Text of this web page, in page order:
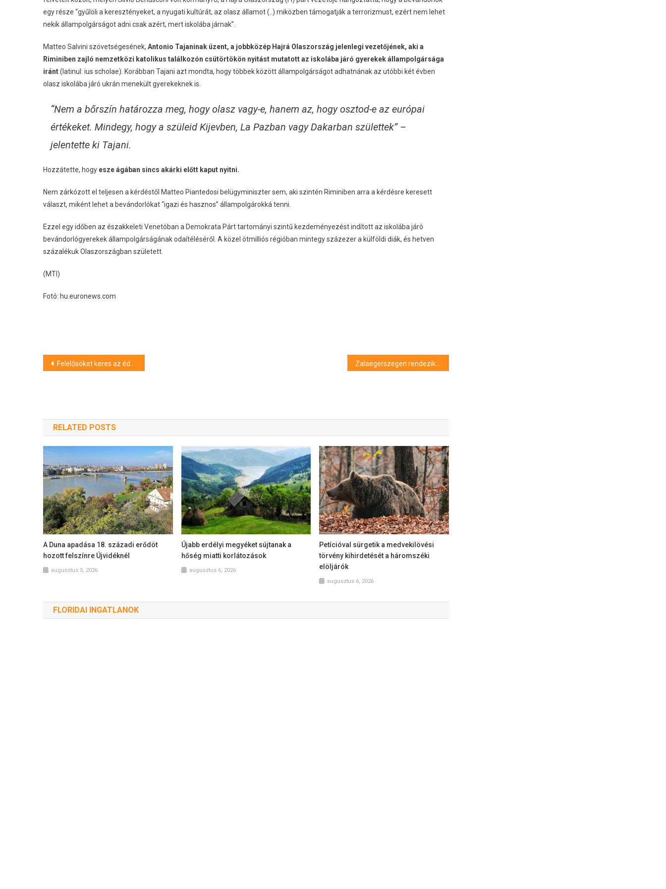
egy része “gyűlöli a keresztényeket, a nyugati kultúrát, az olasz államot (..) miközben támogatják a terrorizmust, ezért nem lehet
nekik állampolgárságot adni csak azért, mert iskolába járnak”.
Matteo Salvini szövetségesének, Antonio Tajaninak üzent, a jobbközép Hajrá Olaszország jelenlegi vezetőjének, aki a
Riminiben zajló nemzetközi katolikus találkozón csütörtökön nyitást mutatott az iskolába járó gyerekek állampolgársága
iránt(latinul: ius scholae). Korábban Tajani azt mondta, hogy többek között állampolgárságot adhatnának az utóbbi két évben
olasz iskolába járó ukrán menekült gyerekeknek is.
“Nem a bőrszín határozza meg, hogy olasz vagy-e, hanem az, hogy osztod-e az európai
értékeket. Mindegy, hogy a szüleid Kijevben, La Pazban vagy Dakarban születtek” –
jelentette ki Tajani.
Hozzátette, hogy esze ágában sincs akárki előtt kaput nyitni.
Nem zárkózott el teljesen a kérdéstől Matteo Piantedosi belügyminiszter sem, aki szintén Riminiben arra a kérdésre keresett
választ, miként lehet a bevándorlókat “igazi és hasznos” állampolgárokká tenni.
Ezzel egy időben az északkeleti Venetóban a Demokrata Párt tartományi szintű kezdeményezést indított az iskolába járó
bevándorlógyerekek állampolgárságának odaítéléséről. A közel ötmilliós régióban mintegy százezer a külföldi diák, és hetven
százalékuk Olaszországban született.
(MTI)
Fotó: hu.euronews.com
Bejegyzés
Felelősöket keres az édesanya, akinek fiát súlyos áramütés ért a berettyóújfalui vasútállomáson
RELATED POSTS
A Duna apadása 18. századi erődöt
hozott felszínre Újvidéknél
augusztus 5, 2026
Újabb erdélyi megyéket sújtanak a
hőség miatti korlátozások
augusztus 6, 2026
Petícióval sürgetik a medvekilövési
törvény kihirdetését a háromszéki
elöljárók
augusztus 6, 2026
FLORIDAI INGATLANOK